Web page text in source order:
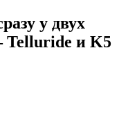
у двух
Telluride и K5